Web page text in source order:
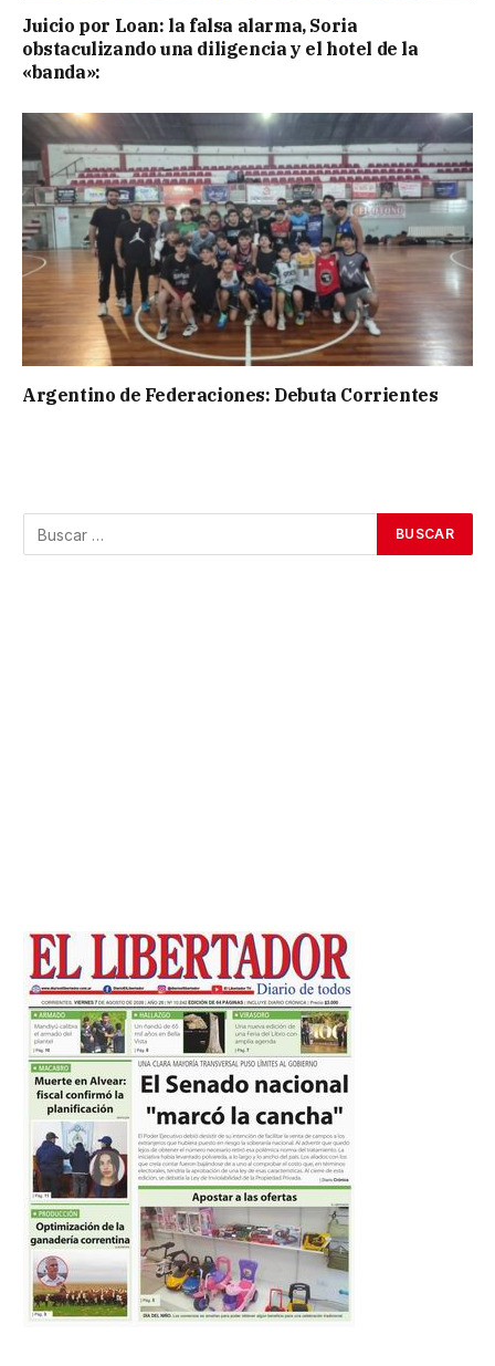
Juicio por Loan: la falsa alarma, Soria
obstaculizando una diligencia y el hotel de la
«banda»:
Argentino de Federaciones: Debuta Corrientes